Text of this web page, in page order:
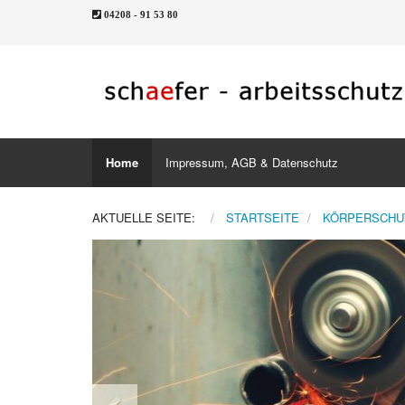
04208 - 91 53 80
Home Impressum, AGB & Datenschutz
AKTUELLE SEITE: STARTSEITE